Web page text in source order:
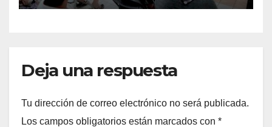
Deja una respuesta
Tu dirección de correo electrónico no será publicada.
Los campos obligatorios están marcados con *